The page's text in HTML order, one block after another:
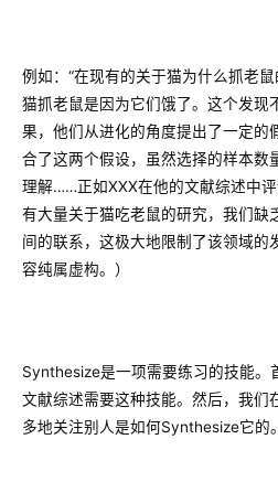
例如：“在现有的关于猫为什么抓老
猫抓老鼠是因为它们饿了。这个发现
果，他们从进化的角度提出了一定的
合了这两个假设，虽然选择的样本数
理解……正如XXX在他的文献综述中
有大量关于猫吃老鼠的研究，我们缺
间的联系，这极大地限制了该领域
容纯属虚构。）
Synthesize是一项需要练习的技能。
文献综述需要这种技能。然后，我们
多地关注别人是如何Synthesize它的。